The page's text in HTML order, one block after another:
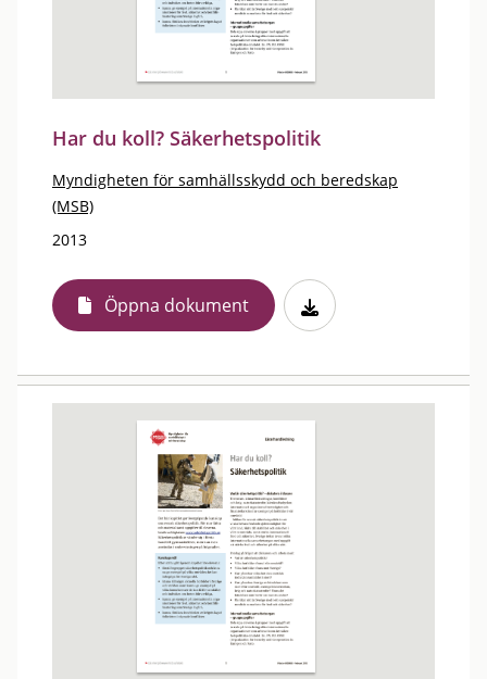
Har du koll? Säkerhetspolitik
Myndigheten för samhällsskydd och beredskap
(MSB)
2013
Öppna dokument